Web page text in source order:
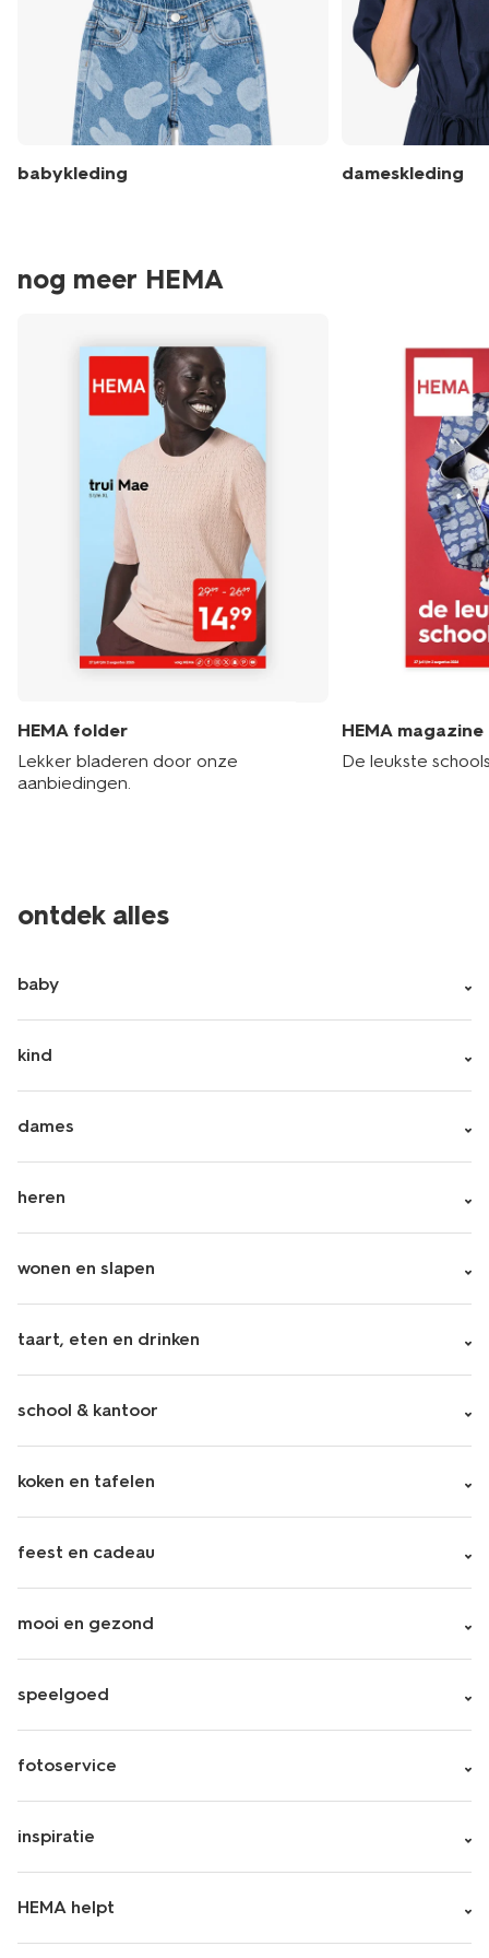
babykleding dameskleding
nog meer HEMA
HEMA folder
Lekker bladeren door onze
aanbiedingen.
HEMA magazine
De leukste
ontdek alles
baby
kind
dames
heren
wonen en slapen
taart, eten en drinken
school & kantoor
koken en tafelen
feest en cadeau
mooi en gezond
speelgoed
fotoservice
inspiratie
HEMA helpt